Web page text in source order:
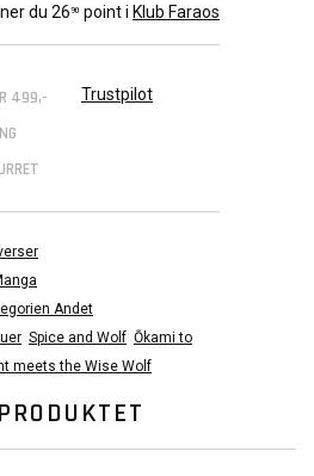
du 2690 point i Klub Faraos
499,-
Trustpilot
Andet
Spice and Wolf Ōkami to
meets the Wise Wolf